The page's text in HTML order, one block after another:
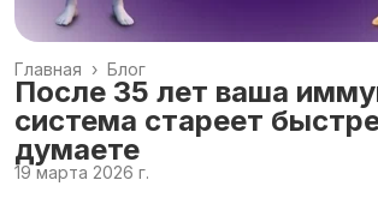
Блог
Главная ›
После 35 лет ваша
система стареет
думаете
19 марта 2026 г.